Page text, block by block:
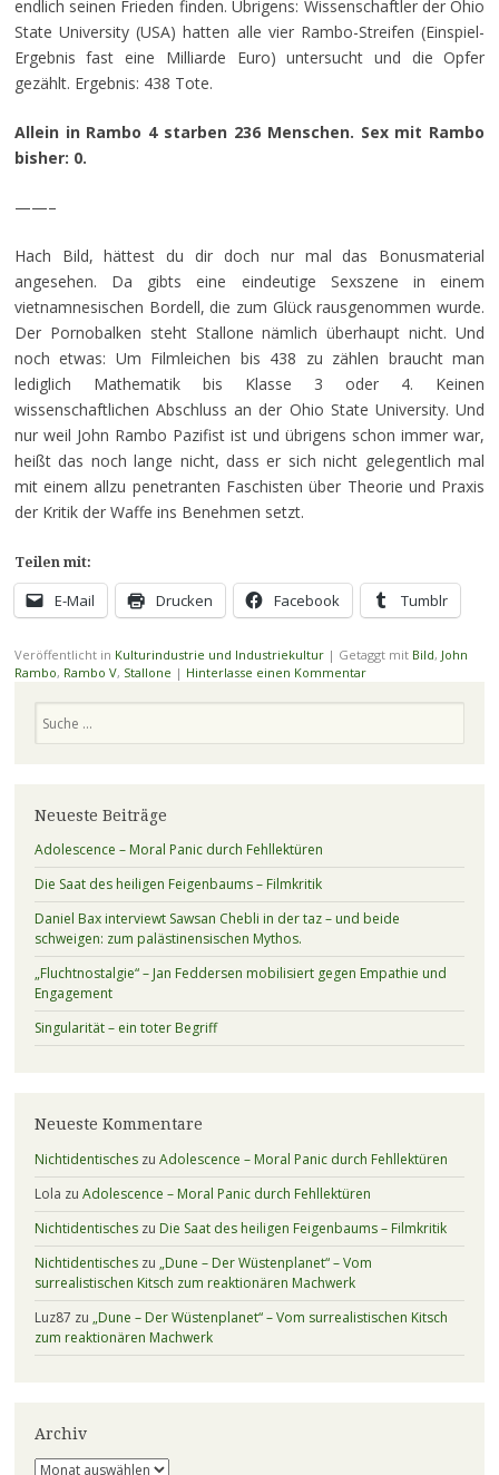
endlich seinen Frieden finden. Übrigens: Wissenschaftler der Ohio
State University (USA) hatten alle vier Rambo-Streifen (Einspiel-
Ergebnis fast eine Milliarde Euro) untersucht und die Opfer
gezählt. Ergebnis: 438 Tote.
Allein in Rambo 4 starben 236 Menschen. Sex mit Rambo
bisher: 0.
——–
Hach Bild, hättest du dir doch nur mal das Bonusmaterial
angesehen. Da gibts eine eindeutige Sexszene in einem
vietnamnesischen Bordell, die zum Glück rausgenommen wurde.
Der Pornobalken steht Stallone nämlich überhaupt nicht. Und
noch etwas: Um Filmleichen bis 438 zu zählen braucht man
lediglich Mathematik bis Klasse 3 oder 4. Keinen
wissenschaftlichen Abschluss an der Ohio State University. Und
nur weil John Rambo Pazifist ist und übrigens schon immer war,
heißt das noch lange nicht, dass er sich nicht gelegentlich mal
mit einem allzu penetranten Faschisten über Theorie und Praxis
der Kritik der Waffe ins Benehmen setzt.
Teilen mit:
E-Mail Drucken Facebook Tumblr
Veröffentlicht in Kulturindustrie und Industriekultur | Getaggt mit Bild, John
Rambo, Rambo V, Stallone | Hinterlasse einen Kommentar
Neueste Beiträge
Adolescence – Moral Panic durch Fehllektüren
Die Saat des heiligen Feigenbaums – Filmkritik
Daniel Bax interviewt Sawsan Chebli in der taz – und beide
schweigen: zum palästinensischen Mythos.
„Fluchtnostalgie“ – Jan Feddersen mobilisiert gegen Empathie und
Engagement
Singularität – ein toter Begriff
Neueste Kommentare
Nichtidentischeszu Adolescence – Moral Panic durch Fehllektüren
Lola zu Adolescence – Moral Panic durch Fehllektüren
Nichtidentischeszu Die Saat des heiligen Feigenbaums – Filmkritik
Nichtidentischeszu „Dune – Der Wüstenplanet“ – Vom
surrealistischen Kitsch zum reaktionären Machwerk
Luz87 zu „Dune – Der Wüstenplanet“ – Vom surrealistischen Kitsch
zum reaktionären Machwerk
Archiv
Archiv